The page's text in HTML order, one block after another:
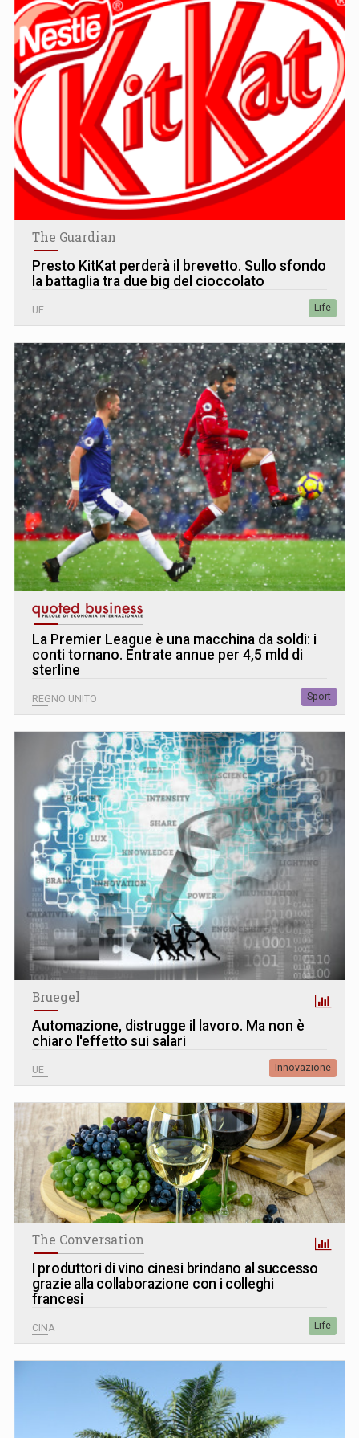
The Guardian
Presto KitKat perderà il brevetto. Sullo sfondo
la battaglia tra due big del cioccolato
UE Life
La Premier League è una macchina da soldi: i
conti tornano. Entrate annue per 4,5 mld di
sterline
REGNO UNITO Sport
Bruegel
Automazione, distrugge il lavoro. Ma non è
chiaro l'effetto sui salari
UE Innovazione
The Conversation
I produttori di vino cinesi brindano al successo
grazie alla collaborazione con i colleghi
francesi
CINA Life